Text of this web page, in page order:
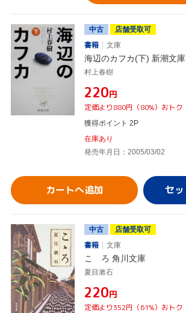
中古
店舗受取可
書籍
文庫
海辺のカフカ(下) 新潮文庫
村上春樹
¥220円
定価より880円（80%）おトク
獲得ポイント 2P
在庫あり
発売年月日：2005/03/02
カートへ追加
中古
店舗受取可
書籍
文庫
こゝろ 角川文庫
夏目漱石
¥220円
定価より352円（61%）おトク